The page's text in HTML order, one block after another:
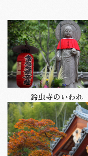
鈴虫寺のいわれ